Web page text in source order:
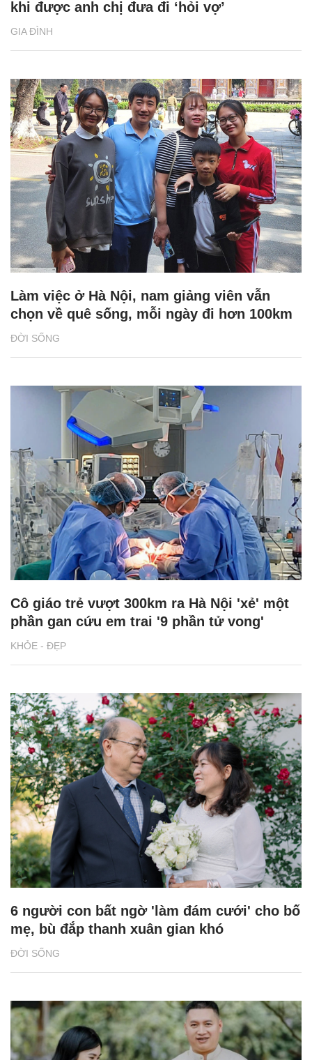
GIA ĐÌNH
khi được anh chị đưa đi ‘hỏi vợ’
ĐỜI SỐNG
Làm việc ở Hà Nội, nam giảng viên vẫn
chọn về quê sống, mỗi ngày đi hơn 100km
KHỎE - ĐẸP
Cô giáo trẻ vượt 300km ra Hà Nội 'xẻ' một
phần gan cứu em trai '9 phần tử vong'
ĐỜI SỐNG
6 người con bất ngờ 'làm đám cưới' cho bố
mẹ, bù đắp thanh xuân gian khó